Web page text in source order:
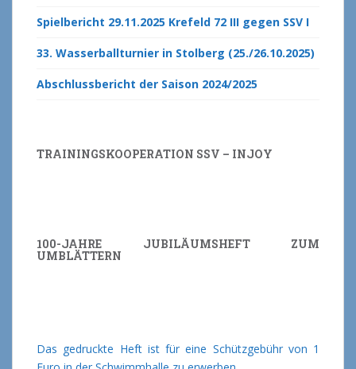
Spielbericht 29.11.2025 Krefeld 72 III gegen SSV I
33. Wasserballturnier in Stolberg (25./26.10.2025)
Abschlussbericht der Saison 2024/2025
TRAININGSKOOPERATION SSV – INJOY
100-JAHRE JUBILÄUMSHEFT ZUM
UMBLÄTTERN
Das gedruckte Heft ist für eine Schützgebühr von 1